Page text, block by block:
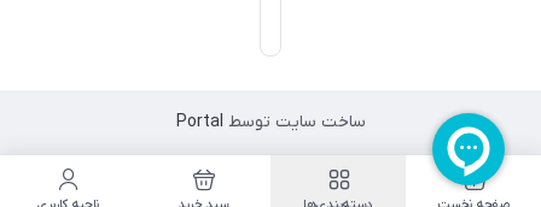
ساخت سایت توسط Portal